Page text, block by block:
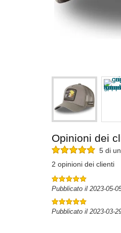
Opinioni dei
5 di
2 opinioni dei clienti
Pubblicato il 2023-05-
Pubblicato il 2023-03-